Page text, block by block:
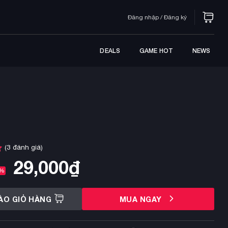
Đăng nhập / Đăng ký
DEALS GAME HOT NEWS
(3 đánh giá)
29,000₫
GIỎ HÀNG MUA NGAY